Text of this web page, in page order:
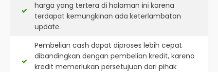
harga yang tertera di halaman ini karena
terdapat kemungkinan ada keterlambatan
update.
Pembelian cash dapat diproses lebih cepat
dibandingkan dengan pembelian kredit, karena
kredit memerlukan persetujuan dari pihak